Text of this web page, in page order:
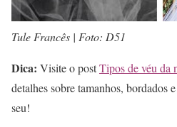
Tule Francês | Foto: D51
Dica: Visite o postTipos de véu da
detalhes sobre tamanhos, bordados
seu!